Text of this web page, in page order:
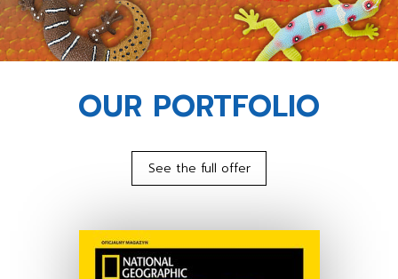
OUR PORTFOLIO
See the full offer